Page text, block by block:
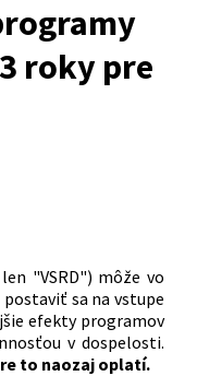
roky pre
"VSRD") môže vo
sa na vstupe
efekty programov
v dospelosti.
to naozaj oplatí.